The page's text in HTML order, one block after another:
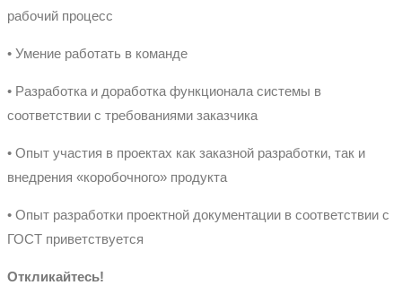
рабочий процесс
• Умение работать в команде
• Разработка и доработка функционала системы в
соответствии с требованиями заказчика
• Опыт участия в проектах как заказной разработки, так и
внедрения «коробочного» продукта
• Опыт разработки проектной документации в соответствии с
ГОСТ приветствуется
Откликайтесь!